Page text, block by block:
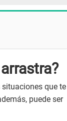
que te
puede ser